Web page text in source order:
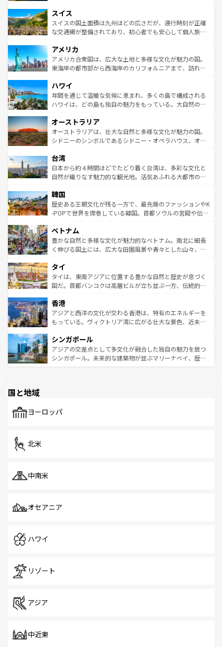
れる地方に足を運ぶとそれぞれで全く異なる文化を体験で
きるだろう。 なお、新着のフランス情報はコンテンツ一覧
を参照してほしい。
は、お酒好きな人にはぜひ体験してほしい。 なお、新着の
ドイツ情報はコンテンツ一覧を参照してほしい。
リアごとに異なる魅力がある。また、優雅なアフタヌーン
ティー、ビール好きにはたまらない英国パブ、サッカー観
戦など、本場だからこそできる体験も豊富。イギリスを旅
ンツ一覧を参照してほしい。
スイス
スイスの国土面積は九州ほどの広さだが、運行時刻が正確
な交通網が整備されており、初心者でも安心して個人旅行
の建物がそのまま残る町や、スイスならではのユニークな
博物館もあり、アルプス観光だけでなく町歩きも満喫する
ことができる。国民の所得が高いため物価も高いが、旅行
ば市内交通費無料で観光を楽しむこともできる。 なお、新
着のスイス情報はコンテンツ一覧 を参照してほしい。
アメリカ
アメリカ合衆国は、広大な土地と多様な文化が魅力の国。
東海岸の都市部から西海岸のカリフォルニアまで、訪れる
のような巨大都市は、観光、ショッピング、エンターテイ
ンメントが詰まった刺激的なスポットだ。一方、アメリカ
西部には大自然が広がり、グランドキャニオンやイエロー
部のニューオーリンズでは、音楽と美食が融合した独特の
文化が魅力。旅行者はアメリカの各地域で異なる魅力を楽
しみながら、その多様性と豊かな歴史を感じることができ
ならではの贅沢な旅のスタイルだ。 なお、新着のアメリカ
情報はコンテンツ一覧を参照してほしい。
ハワイ
年間を通じて温暖な気候に恵まれ、多くの島で構成される
ハワイは、どの島も独自の魅力をもっている。大自然の神
ワイ島は見逃せない。また、定番の観光地といえばオアフ
島だが、静かな自然を求めるならマウイ島やカウアイ島が
おすすめ。エメラルドグリーンに輝く海をはじめ、豊かな
れるおもてなしの心で訪れる人々を迎えてくれるハワイの
人々、おいしいローカルフードやハワイアンミュージッ
ク、伝統的なフラダンスなど、すべてがハワイの魅力を彩
ワイを、存分に味わってほしい。 なお、新着のハワイ情報
はコンテンツ一覧を参照してほしい。
オーストラリア
オーストラリアは、壮大な自然と多様な文化が魅力の国。
シドニーのシンボルであるシドニー・オペラハウス、オー
リアリーフや大陸中央部にそびえるウルル（エアーズロッ
ク）、タスマニアの美しい原生林やケアンズの熱帯雨林な
ど、見どころがたくさん。また、カフェやワイン、オージ
いる。アクティビティも充実しており、サーフィンやダイ
ビング、ハイキングなど、アウトドア好きにはたまらな
い。オーストラリアの多彩な魅力を存分に味わいつくそ
参照してほしい。
台湾
日本から約４時間ほどでたどり着く台湾は、多彩な文化と
自然が織りなす魅力的な観光地。活気あふれる大都市の台
ン）、静ひつな山岳地帯である台湾東部など、都市の喧騒
と山間の静けさが共存しており、訪れる人に新しい発見と
驚きをもたらしてくれる。また、奥深い台湾の食文化も魅
容にもいいと評判のスイーツなど、バラエティ豊かな料理
が味わえる。 なお、新着の台湾情報は コンテンツ一覧を参
照してほしい。
韓国
歴史ある王朝文化が残る一方で、最先端のファッションやK
-POPで世界を席巻している韓国。首都ソウルの宮殿や伝統
き、地方に足を延ばせば四季折々の自然美を楽しむことが
できる。そして、キムチや焼肉、絶品のストリートフード
まで、さまざまな韓国料理が待っている。夜には、韓国な
リティに包まれながら、韓国の多彩な魅力を心ゆくまで味
わってみてほしい。 なお、新着の韓国情報はコンテンツ一
覧を参照してほしい。
ベトナム
豊かな自然と多様な文化が魅力的なベトナム。南北に細長
く伸びる国土には、広大な田園風景や青々とした山々、世
急速な発展と共に伝統が息づく。ハノイの古い町並みやホ
ーチミン市のフランス統治時代の建物も、独特の雰囲気を
醸し出している。また、バラエティの豊かさとおいしさで
とつ。フォーやバインミー、ベトナムコーヒーなどは、ぜ
ひ現地で味わいたい。どの地域を訪れてもあたたかい人々
が旅行者を迎えてくれるので、きっと忘れられない旅にな
参照してほしい。
タイ
タイは、東南アジアに位置する豊かな自然と歴史が息づく
国だ。首都バンコクは高層ビルが立ち並ぶ一方、伝統的な
の活気が交差している。北部ではチェンマイなどの山岳地
帯で自然と触れ合い、南部ではプーケットやクラビの美し
いビーチでリゾート気分を楽しむことができる。タイ料理
激する。気候は一年中温暖で、どの季節にも異なる楽しみ
が待っている。親しみやすいタイの人々、仏教を中心とし
た文化、そして多様な観光資源が、訪れる旅人を魅了し続
香港
アジアと西洋の文化が交わる香港は、特有のエネルギーを
もっている。ヴィクトリア湾に広がる壮大な景色、近未来
み、どこを訪れても感動するはず。観光スポットが密集し
ており、効率よく見どころを回れるのも魅力。息をのむよ
うな絶景から文化的な体験まで、香港を存分に楽しみ尽く
シンガポール
アジアの交差点として多文化が融合した独自の魅力を放つ
シンガポール。未来的な建築物が並ぶマリーナベイ、歴史
で、ホーカーズは地元の風情を楽しめる外せないスポット
国と地域
ヨーロッパ
北米
中南米
オセアニア
ハワイ
リゾート
アジア
中近東